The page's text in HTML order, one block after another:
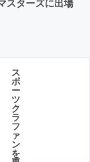
ス
ポ
ー
ツ
ク
ラ
フ
ァ
ン
を